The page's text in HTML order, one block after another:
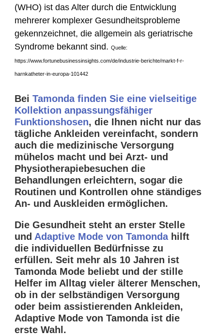
(WHO) ist das Alter durch die Entwicklung
mehrerer komplexer Gesundheitsprobleme
gekennzeichnet, die allgemein als geriatrische
Syndrome bekannt sind. Quelle:
https://www.fortunebusinessinsights.com/de/industrie-berichte/markt-f-r-
harnkatheter-in-europa-101442
Bei Tamonda finden Sie eine vielseitige
Kollektion anpassungsfähiger
Funktionshosen, die Ihnen nicht nur das
tägliche Ankleiden vereinfacht, sondern
auch die medizinische Versorgung
mühelos macht und bei Arzt- und
Physiotherapiebesuchen die
Behandlungen erleichtern, sogar die
Routinen und Kontrollen ohne ständiges
An- und Auskleiden ermöglichen.
Die Gesundheit steht an erster Stelle
und Adaptive Mode von Tamondahilft
die individuellen Bedürfnisse zu
erfüllen. Seit mehr als 10 Jahren ist
Tamonda Mode beliebt und der stille
Helfer im Alltag vieler älterer Menschen,
ob in der selbständigen Versorgung
oder beim assistierenden Ankleiden,
Adaptive Mode von Tamonda ist die
erste Wahl.